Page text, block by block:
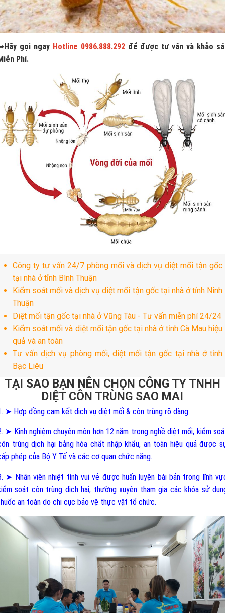
Hãy gọi ngay Hotline 0986.888.292để được tư vấn và khảo
Phí.
Công ty tư vấn 24/7 phòng mối và dịch vụ diệt mối tận gốc
tại nhà ở tỉnh Bình Thuận
Kiểm soát mối và dịch vụ diệt mối tận gốc tại nhà ở tỉnh Ninh
Thuận
Diệt mối tận gốc tại nhà ở Vũng Tàu - Tư vấn miễn phí 24/24
Kiểm soát mối và diệt mối tận gốc tại nhà ở tỉnh Cà Mau hiệu
quả và an toàn
Tư vấn dịch vụ phòng mối, diệt mối tận gốc tại nhà ở tỉnh
Bạc Liêu
TẠI SAO BẠN NÊN CHỌN CÔNG TY TNHH
DIỆT CÔN TRÙNG SAO MAI
➤ Hợp đồng cam kết dịch vụ diệt mối & côn trùng rõ dàng.
➤ Kinh nghiệm chuyên môn hơn 12 năm trong nghề diệt mối, kiểm
trùng dịch hại bằng hóa chất nhập khẩu, an toàn hiệu quả được
phép của Bộ Y Tế và các cơ quan chức năng.
➤ Nhân viên nhiệt tình vui vẻ được huấn luyện bài bản trong lĩnh
soát côn trùng dịch hại, thường xuyên tham gia các khóa sử
an toàn do chi cục bảo vệ thực vật tổ chức.